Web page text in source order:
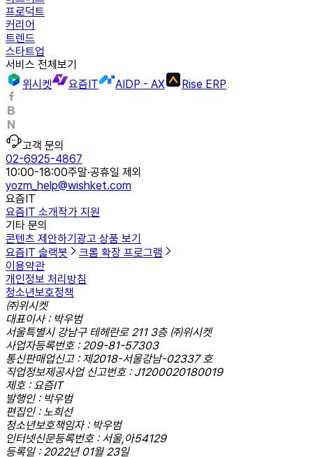
프로덕트
커리어
트렌드
스타트업
서비스 전체보기
위시켓
요즘IT AIDP - AX Rise ERP
고객 문의
02-6925-4867
10:00-18:00주말·공휴일 제외
yozm_help@wishket.com
요즘IT
요즘IT 소개작가 지원
기타 문의
콘텐츠 제안하기광고 상품 보기
요즘IT 슬랙봇
크롬 확장 프로그램
이용약관
개인정보 처리방침
청소년보호정책
㈜위시켓
대표이사 : 박우범
서울특별시 강남구 테헤란로 211 3층 ㈜위시켓
사업자등록번호 : 209-81-57303
통신판매업신고 : 제2018-서울강남-02337 호
직업정보제공사업 신고번호 : J1200020180019
제호 : 요즘IT
발행인 : 박우범
편집인 : 노희선
청소년보호책임자 : 박우범
인터넷신문등록번호 : 서울,아54129
등록일 : 2022년 01월 23일